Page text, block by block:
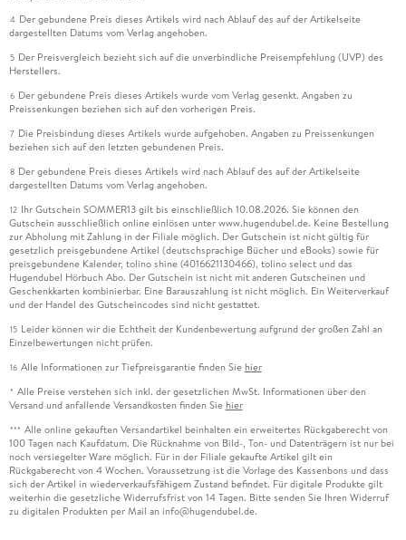
4 Der gebundene Preis dieses Artikels wird nach Ablauf des auf der Artikelseite
dargestellten Datums vom Verlag angehoben.
5 Der Preisvergleich bezieht sich auf die unverbindliche Preisempfehlung (UVP) des
Herstellers.
6 Der gebundene Preis dieses Artikels wurde vom Verlag gesenkt. Angaben zu
Preissenkungen beziehen sich auf den vorherigen Preis.
7 Die Preisbindung dieses Artikels wurde aufgehoben. Angaben zu Preissenkungen
beziehen sich auf den letzten gebundenen Preis.
8 Der gebundene Preis dieses Artikels wird nach Ablauf des auf der Artikelseite
dargestellten Datums vom Verlag angehoben.
12 Ihr Gutschein SOMMER13 gilt bis einschließlich 10.08.2026. Sie können den
Gutschein ausschließlich online einlösen unter www.hugendubel.de. Keine Bestellung
zur Abholung mit Zahlung in der Filiale möglich. Der Gutschein ist nicht gültig für
gesetzlich preisgebundene Artikel (deutschsprachige Bücher und eBooks) sowie für
preisgebundene Kalender, tolino shine (4016621130466), tolino select und das
Hugendubel Hörbuch Abo. Der Gutschein ist nicht mit anderen Gutscheinen und
Geschenkkarten kombinierbar. Eine Barauszahlung ist nicht möglich. Ein Weiterverkauf
und der Handel des Gutscheincodes sind nicht gestattet.
15 Leider können wir die Echtheit der Kundenbewertung aufgrund der großen Zahl an
Einzelbewertungen nicht prüfen.
16 Alle Informationen zur Tiefpreisgarantie finden Sie hier
* Alle Preise verstehen sich inkl. der gesetzlichen MwSt. Informationen über den
Versand und anfallende Versandkosten finden Sie hier
*** Alle online gekauften Versandartikel beinhalten ein erweitertes Rückgaberecht von
100 Tagen nach Kaufdatum. Die Rücknahme von Bild-, Ton- und Datenträgern ist nur bei
noch versiegelter Ware möglich. Für in der Filiale gekaufte Artikel gilt ein
Rückgaberecht von 4 Wochen. Voraussetzung ist die Vorlage des Kassenbons und dass
sich der Artikel in wiederverkaufsfähigem Zustand befindet. Für digitale Produkte gilt
weiterhin die gesetzliche Widerrufsfrist von 14 Tagen. Bitte senden Sie Ihren Widerruf
zu digitalen Produkten per Mail an info@hugendubel.de.